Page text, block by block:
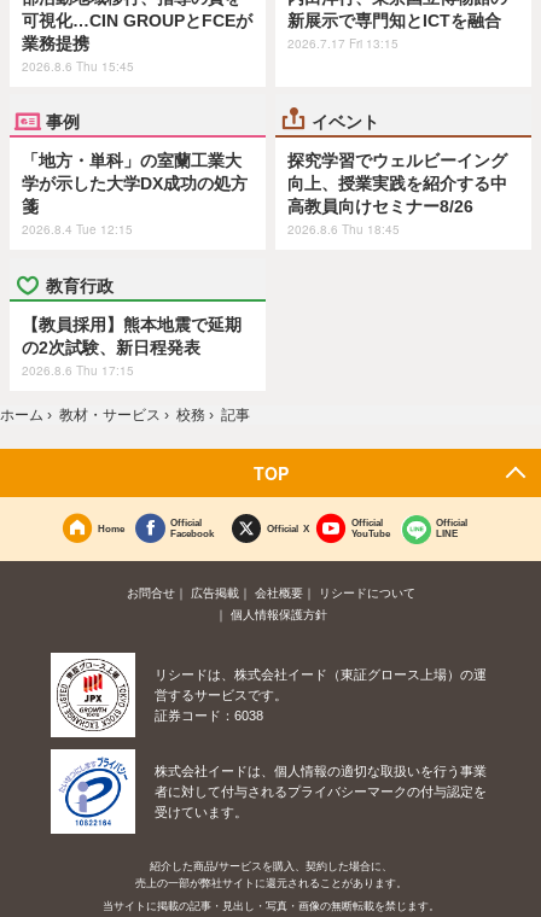
可視化…CIN GROUPとFCEが
業務提携
2026.8.6 Thu 15:45
新展示で専門知とICTを融合
2026.7.17 Fri 13:15
事例
「地方・単科」の室蘭工業大
学が示した大学DX成功の処方
箋
2026.8.4 Tue 12:15
イベント
探究学習でウェルビーイング
向上、授業実践を紹介する中
高教員向けセミナー8/26
2026.8.6 Thu 18:45
教育行政
【教員採用】熊本地震で延期
の2次試験、新日程発表
2026.8.6 Thu 17:15
ホーム › 教材・サービス › 校務 › 記事
TOP
Home
Official
Facebook
Official X
Official
YouTube
Official
LINE
お問合せ 広告掲載 会社概要
リシードについて
個人情報保護方針
リシードは、株式会社イード（東証グロース上場）の運
営するサービスです。
証券コード：6038
株式会社イードは、個人情報の適切な取扱いを行う事業
者に対して付与されるプライバシーマークの付与認定を
受けています。
紹介した商品/サービスを購入、契約した場合に、
売上の一部が弊社サイトに還元されることがあります。
当サイトに掲載の記事・見出し・写真・画像の無断転載を禁じます。